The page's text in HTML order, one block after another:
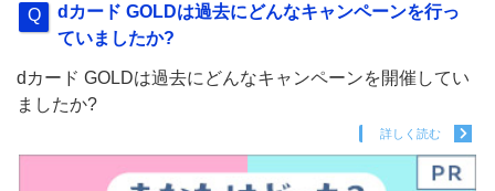
dカード GOLDは過去にどんなキャンペーンを行っ
ていましたか?
dカード GOLDは過去にどんなキャンペーンを開催してい
ましたか?
詳しく読む